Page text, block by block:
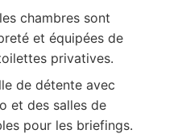
chambres sont
et équipées de
privatives.
de détente avec
et des salles de
pour les briefings.